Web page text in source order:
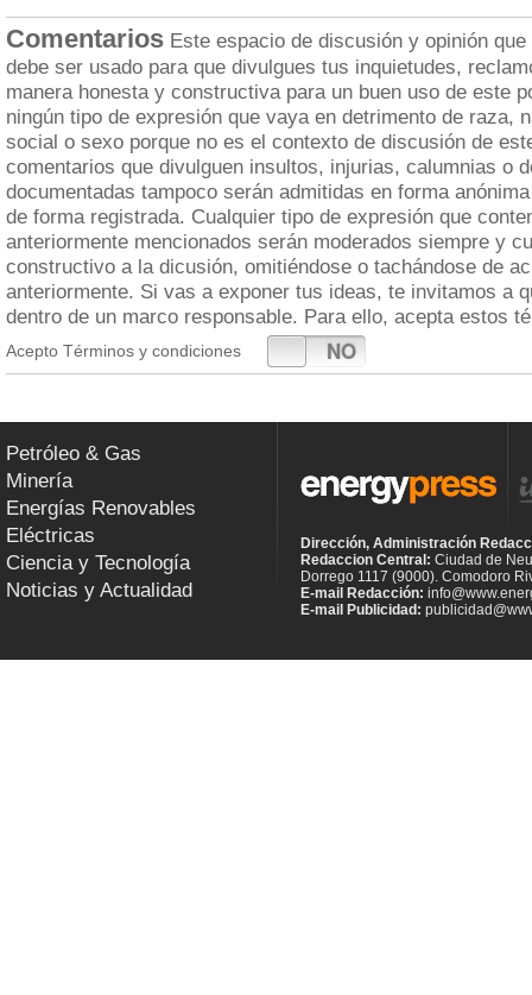
Comentarios Este espacio de discusión y opinión
debe ser usado para que divulgues tus inquietudes,
manera honesta y constructiva para un buen uso de este
ningún tipo de expresión que vaya en detrimento de raza,
social o sexo porque no es el contexto de discusión de
comentarios que divulguen insultos, injurias, calumnias o
documentadas tampoco serán admitidas en forma
de forma registrada. Cualquier tipo de expresión que
anteriormente mencionados serán moderados siempre y
constructivo a la dicusión, omitiéndose o tachándose de
anteriormente. Si vas a exponer tus ideas, te invitamos a
dentro de un marco responsable. Para ello, acepta estos
Acepto Términos y condiciones NO
SI
Petróleo & Gas
Minería
Energías Renovables
Eléctricas
Ciencia y Tecnología
Noticias y Actualidad
Dirección, Administración
Redaccion Central: Ciudad de
Dorrego 1117 (9000). Comodoro
E-mail Redacción:
E-mail Publicidad: